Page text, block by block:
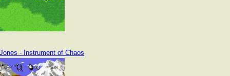
- Instrument of Chaos